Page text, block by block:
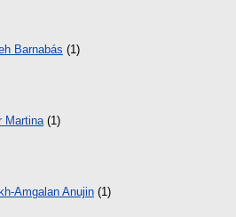
Barnabás (1)
Martina(1)
Amgalan Anujin (1)